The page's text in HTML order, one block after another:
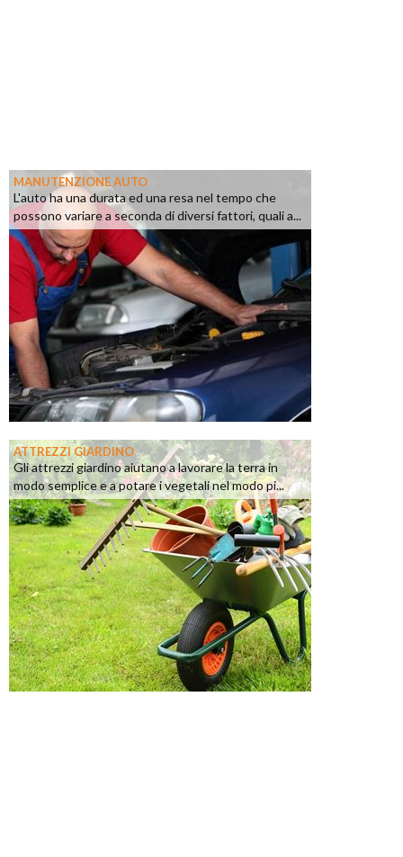
MANUTENZIONE AUTO
L'auto ha una durata ed una resa nel tempo che
possono variare a seconda di diversi fattori, quali a...
ATTREZZI GIARDINO
Gli attrezzi giardino aiutano a lavorare la terra in
modo semplice e a potare i vegetali nel modo pi...